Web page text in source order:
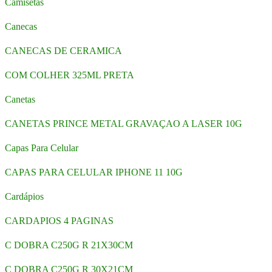
Camisetas
Canecas
CANECAS DE CERAMICA
COM COLHER 325ML PRETA
Canetas
CANETAS PRINCE METAL GRAVAÇAO A LASER 10G
Capas Para Celular
CAPAS PARA CELULAR IPHONE 11 10G
Cardápios
CARDAPIOS 4 PAGINAS
C DOBRA C250G R 21X30CM
C DOBRA C250G R 30X21CM